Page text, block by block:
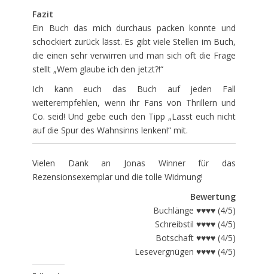
Fazit
Ein Buch das mich durchaus packen konnte und
schockiert zurück lässt. Es gibt viele Stellen im Buch,
die einen sehr verwirren und man sich oft die Frage
stellt „Wem glaube ich den jetzt?!“
Ich kann euch das Buch auf jeden Fall
weiterempfehlen, wenn ihr Fans von Thrillern und
Co. seid! Und gebe euch den Tipp „Lasst euch nicht
auf die Spur des Wahnsinns lenken!“ mit.
Vielen Dank an Jonas Winner für das
Rezensionsexemplar und die tolle Widmung!
Bewertung
Buchlänge ♥♥♥♥ (4/5)
Schreibstil ♥♥♥♥ (4/5)
Botschaft ♥♥♥♥ (4/5)
Lesevergnügen ♥♥♥♥ (4/5)